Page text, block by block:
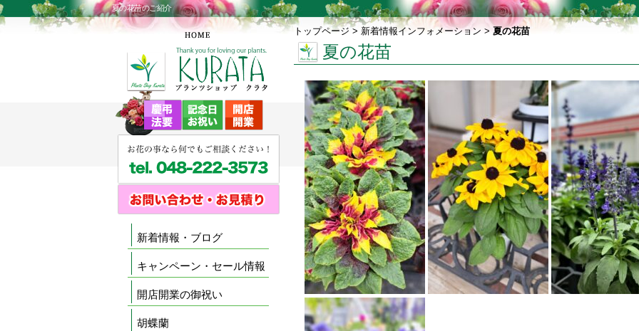
夏の花苗のご紹介
トップページ > 新着情報インフォメーション > 夏の花苗
夏の花苗
新着情報・ブログ
キャンペーン・セール情報
開店開業の御祝い
胡蝶蘭